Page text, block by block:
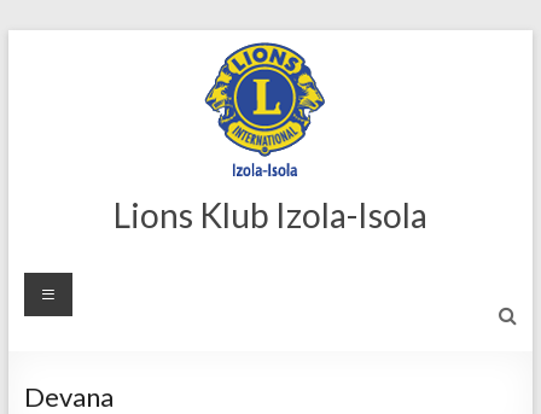
Lions Klub Izola-Isola
Devana